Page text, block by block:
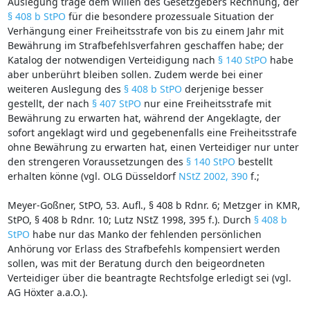
§ 408 b StPO für die besondere prozessuale Situation der
Verhängung einer Freiheitsstrafe von bis zu einem Jahr mit
Bewährung im Strafbefehlsverfahren geschaffen habe; der
Katalog der notwendigen Verteidigung nach § 140 StPO habe
aber unberührt bleiben sollen. Zudem werde bei einer
weiteren Auslegung des § 408 b StPO derjenige besser
gestellt, der nach § 407 StPO nur eine Freiheitsstrafe mit
Bewährung zu erwarten hat, während der Angeklagte, der
sofort angeklagt wird und gegebenenfalls eine Freiheitsstrafe
ohne Bewährung zu erwarten hat, einen Verteidiger nur unter
den strengeren Voraussetzungen des § 140 StPO bestellt
erhalten könne (vgl. OLG Düsseldorf NStZ 2002, 390f.;
Meyer‑Goßner, StPO, 53. Aufl., § 408 b Rdnr. 6; Metzger in KMR,
StPO, § 408 b Rdnr. 10; Lutz NStZ 1998, 395 f.). Durch § 408 b
StPO habe nur das Manko der fehlenden persönlichen
Anhörung vor Erlass des Strafbefehls kompensiert werden
sollen, was mit der Beratung durch den beigeordneten
Verteidiger über die beantragte Rechtsfolge erledigt sei (vgl.
AG Höxter a.a.O.).